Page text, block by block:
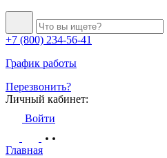
+7 (800) 234-56-41
График работы
Перезвонить?
Личный кабинет:
Войти
Главная